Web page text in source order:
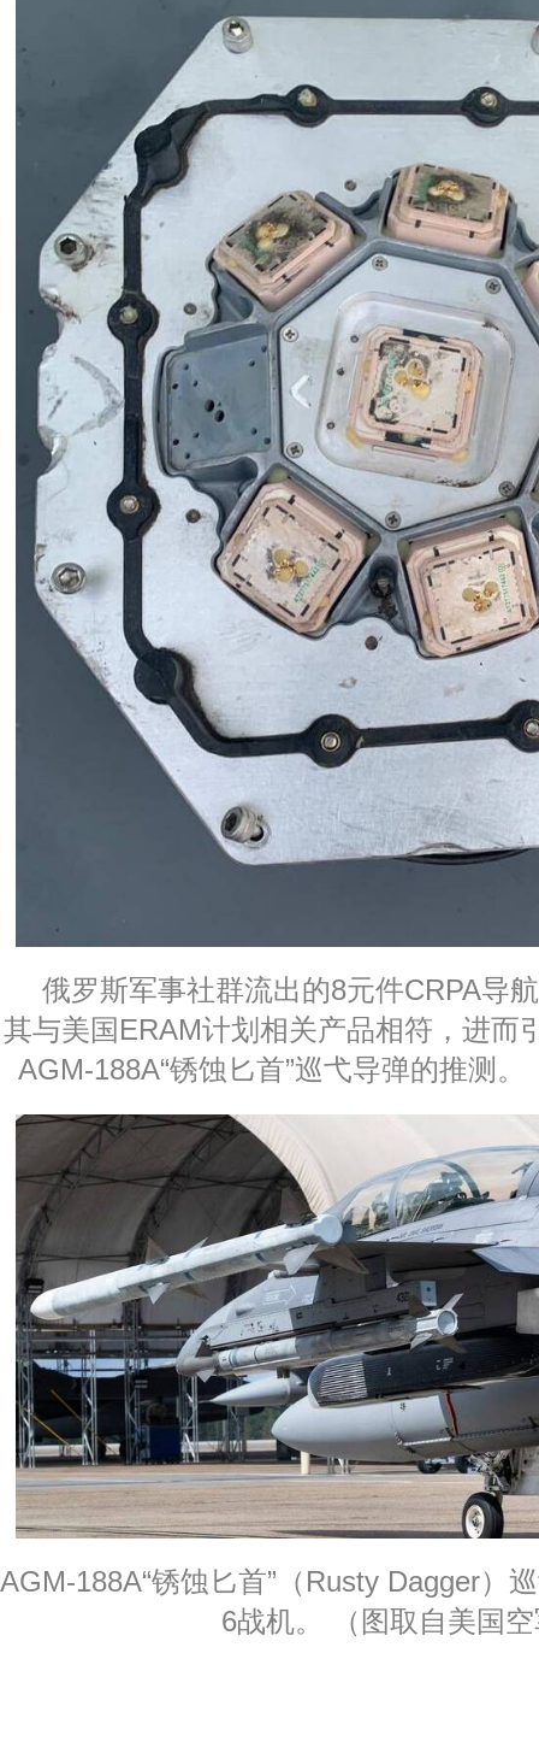
俄罗斯军事社群流出的8元件CRPA导
其与美国ERAM计划相关产品相符，进而
AGM-188A“锈蚀匕首”巡弋导弹的推测。
AGM-188A“锈蚀匕首”（Rusty Dagger）
6战机。 （图取自美国